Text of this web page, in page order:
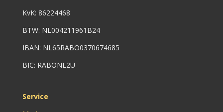
KvK: 86224468
BTW: NL004211961B24
IBAN: NL65RABO0370674685
BIC: RABONL2U
Service